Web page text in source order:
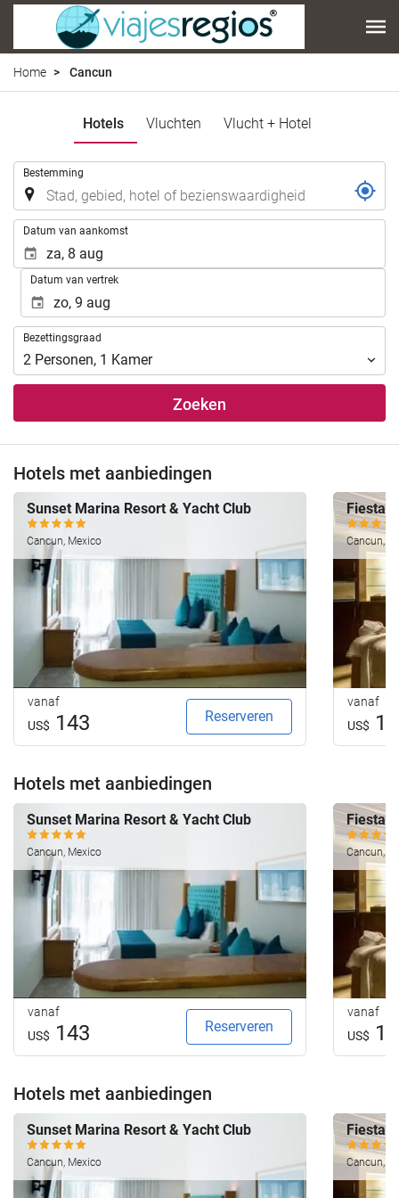
Home Cancun
Hotels Vluchten Vlucht + Hotel
Bestemming
Datum van aankomst
Datum van vertrek
Bezettingsgraad
Bezettingsgraad
2 Personen, 1 Kamer
Zoeken
Hotels met aanbiedingen
Sunset Marina Resort & Yacht Club
Cancun, Mexico
vanaf
US$ 143 Reserveren
Fiesta
Cancun,
vanaf
US$
Hotels met aanbiedingen
Sunset Marina Resort & Yacht Club
Cancun, Mexico
vanaf
US$ 143 Reserveren
Fiesta
Cancun,
vanaf
US$
Hotels met aanbiedingen
Sunset Marina Resort & Yacht Club
Cancun, Mexico
Fiesta
Cancun,